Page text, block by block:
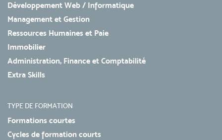
Développement Web / Informatique
Management et Gestion
Ressources Humaines et Paie
Immobilier
Administration, Finance et Comptabilité
Extra Skills
TYPE DE FORMATION
Formations courtes
Cycles de formation courts